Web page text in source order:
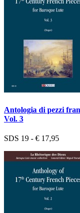
Antologia di pezzi
Vol. 3
SDS 19 - € 17,95